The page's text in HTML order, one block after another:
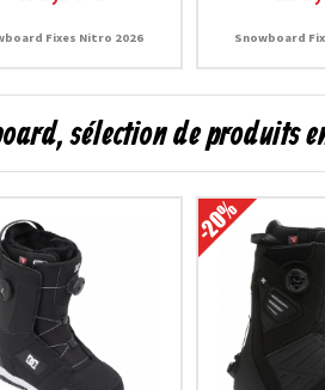
Fixes Nitro 2026 Snowboard
sélection de produits